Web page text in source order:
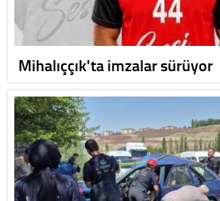
Mihalıççık'ta imzalar sürüyor